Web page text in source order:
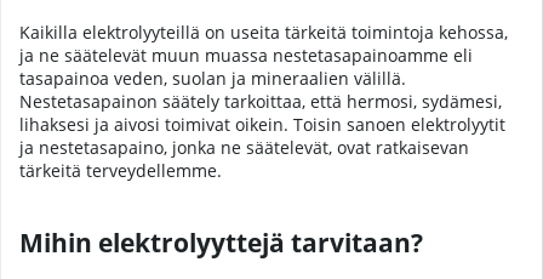
Kaikilla elektrolyyteillä on useita tärkeitä toimintoja kehossa,
ja ne säätelevät muun muassa nestetasapainoamme eli
tasapainoa veden, suolan ja mineraalien välillä.
Nestetasapainon säätely tarkoittaa, että hermosi, sydämesi,
lihaksesi ja aivosi toimivat oikein. Toisin sanoen elektrolyytit
ja nestetasapaino, jonka ne säätelevät, ovat ratkaisevan
tärkeitä terveydellemme.
Mihin elektrolyyttejä tarvitaan?